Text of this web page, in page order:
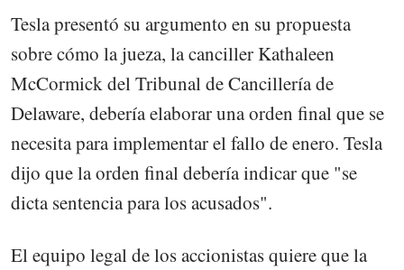
Tesla presentó su argumento en su propuesta
sobre cómo la jueza, la canciller Kathaleen
McCormick del Tribunal de Cancillería de
Delaware, debería elaborar una orden final que se
necesita para implementar el fallo de enero. Tesla
dijo que la orden final debería indicar que "se
dicta sentencia para los acusados".
El equipo legal de los accionistas quiere que la